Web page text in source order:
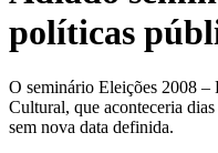
políticas
O seminário Eleições 2008 –
Cultural, que aconteceria
sem nova data definida.